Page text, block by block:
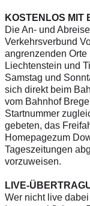
KOSTENLOS MIT
Die An- und
Verkehrsverbund
angrenzenden
Liechtenstein und
Samstag und
sich direkt beim
vom Bahnhof
Startnummer
gebeten, das
Homepagezum
Tageszeitungen
vorzuweisen.
LIVE-
Wer nicht live